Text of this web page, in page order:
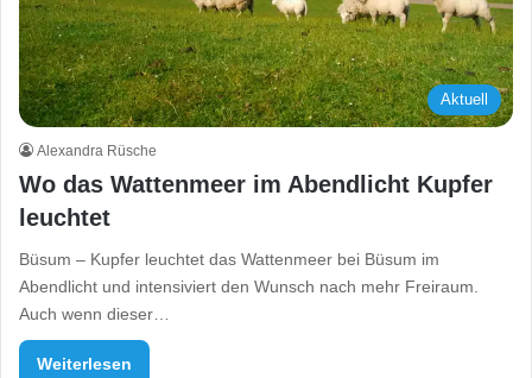
Aktuell
Alexandra Rüsche
Wo das Wattenmeer im Abendlicht Kupfer
leuchtet
Büsum – Kupfer leuchtet das Wattenmeer bei Büsum im
Abendlicht und intensiviert den Wunsch nach mehr Freiraum.
Auch wenn dieser…
Weiterlesen